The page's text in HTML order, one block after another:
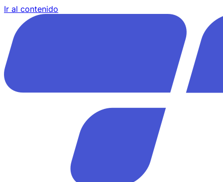
Ir al contenido